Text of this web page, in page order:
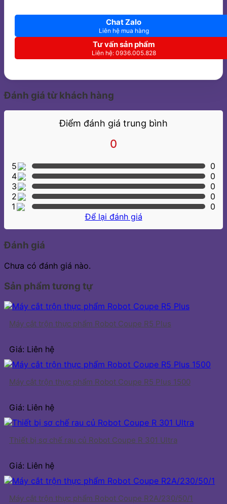
Chat Zalo
Liên hệ mua hàng
Tư vấn sản phẩm
Liên hệ: 0936.005.828
Đánh giá từ khách hàng
Điểm đánh giá trung bình
0
5
0
4
0
3
0
2
0
1
0
Để lại đánh giá
Đánh giá
Chưa có đánh giá nào.
Sản phẩm tương tự
Máy cắt trộn thực phẩm Robot Coupe R5 Plus
Giá: Liên hệ
Máy cắt trộn thực phẩm Robot Coupe R5 Plus 1500
Giá: Liên hệ
Thiết bị sơ chế rau củ Robot Coupe R 301 Ultra
Giá: Liên hệ
Máy cắt trộn thực phẩm Robot Coupe R2A/230/50/1